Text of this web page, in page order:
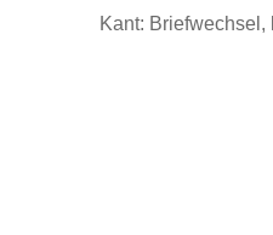
Kant: Briefwechsel,